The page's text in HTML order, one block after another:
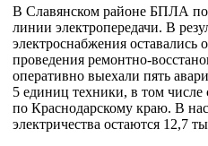
В Славянском районе БПЛА
линии электропередачи. В
электроснабжения оставались
проведения ремонтно-
оперативно выехали пять
5 единиц техники, в том
по Краснодарскому краю. В
электричества остаются 12,7